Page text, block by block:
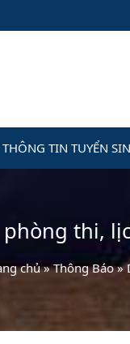
THÔNG TIN TUYỂN
phòng thi,
chủ»Thông Báo»